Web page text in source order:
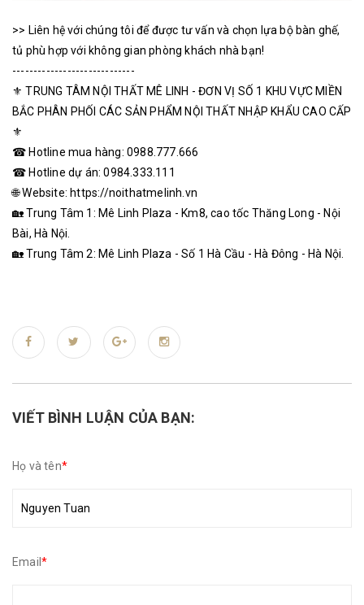
>> Liên hệ với chúng tôi để được tư vấn và chọn lựa bộ bàn ghế,
tủ phù hợp với không gian phòng khách nhà bạn!
-----------------------------
⚜ TRUNG TÂM NỘI THẤT MÊ LINH - ĐƠN VỊ SỐ 1 KHU VỰC MIỀN
BẮC PHÂN PHỐI CÁC SẢN PHẨM NỘI THẤT NHẬP KHẨU CAO CẤP
⚜
☎ Hotline mua hàng: 0988.777.666
☎ Hotline dự án: 0984.333.111
🌐 Website: https://noithatmelinh.vn
🏡 Trung Tâm 1: Mê Linh Plaza - Km8, cao tốc Thăng Long - Nội
Bài, Hà Nội.
🏡 Trung Tâm 2: Mê Linh Plaza - Số 1 Hà Cầu - Hà Đông - Hà Nội.
VIẾT BÌNH LUẬN CỦA BẠN:
Họ và tên*
Email *